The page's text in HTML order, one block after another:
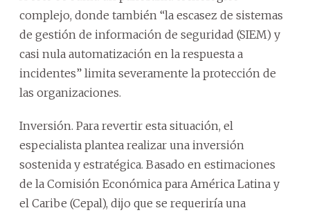
complejo, donde también “la escasez de sistemas
de gestión de información de seguridad (SIEM) y
casi nula automatización en la respuesta a
incidentes” limita severamente la protección de
las organizaciones.
Inversión. Para revertir esta situación, el
especialista plantea realizar una inversión
sostenida y estratégica. Basado en estimaciones
de la Comisión Económica para América Latina y
el Caribe (Cepal), dijo que se requeriría una